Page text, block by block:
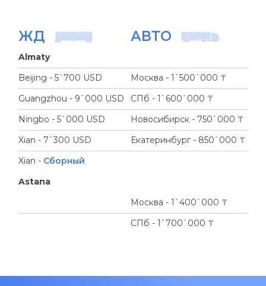
ЖД АВТО
Almaty
Beijing - 5`700 USD
Москва - 1`500`000 ₸
Guangzhou - 9`000 USD
СПб - 1`600`000 ₸
Ningbo - 5`000 USD
Новосибирск - 750`000 ₸
Xian - 7`300 USD
Екатеринбург - 850`000 ₸
Xian - Сборный
Astana
Москва - 1`400`000 ₸
СПб - 1`700`000 ₸